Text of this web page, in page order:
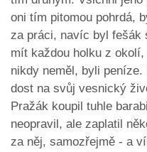
oni tím pitomou pohrdá,
za práci, navíc byl fešák
mít každou holku z
nikdy neměl, byli peníze.
dost na svůj vesnický
Pražák koupil tuhle
neopravil, ale zaplatil
za něj, samozřejmě - a